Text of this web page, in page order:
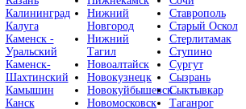
Калининград
Калуга
Каменск -
Уральский
Каменск-
Шахтинский
Камышин
Канск
Нижний
Новгород
Нижний
Тагил
Новоалтайск
Новокузнецк
Новокуйбышевск
Новомосковск
Ставрополь
Старый Оскол
Стерлитамак
Ступино
Сургут
Сызрань
Сыктывкар
Таганрог